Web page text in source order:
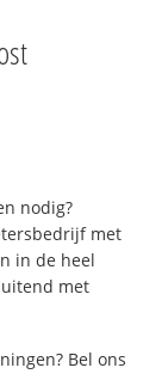
nodig?
met
in de heel
met
Bel ons